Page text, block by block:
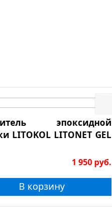
эпоксидной
LITOKOL LITONET GEL
1 950 руб.
В корзину